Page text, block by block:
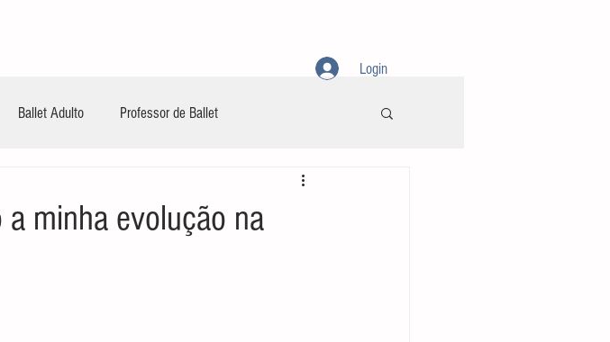
Login
Ballet Adulto Professor de Ballet
minha evolução na